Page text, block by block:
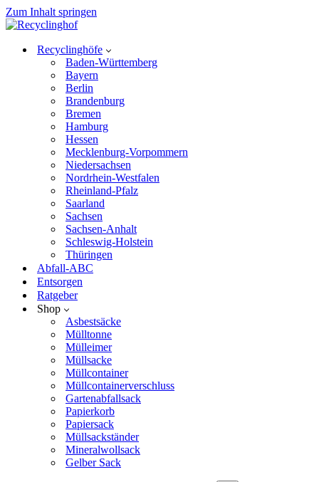
Zum Inhalt springen
Recyclinghöfe
Baden-Württemberg
Bayern
Berlin
Brandenburg
Bremen
Hamburg
Hessen
Mecklenburg-Vorpommern
Niedersachsen
Nordrhein-Westfalen
Rheinland-Pfalz
Saarland
Sachsen
Sachsen-Anhalt
Schleswig-Holstein
Thüringen
Abfall-ABC
Entsorgen
Ratgeber
Shop
Asbestsäcke
Mülltonne
Mülleimer
Müllsacke
Müllcontainer
Müllcontainerverschluss
Gartenabfallsack
Papierkorb
Papiersack
Müllsackständer
Mineralwollsack
Gelber Sack